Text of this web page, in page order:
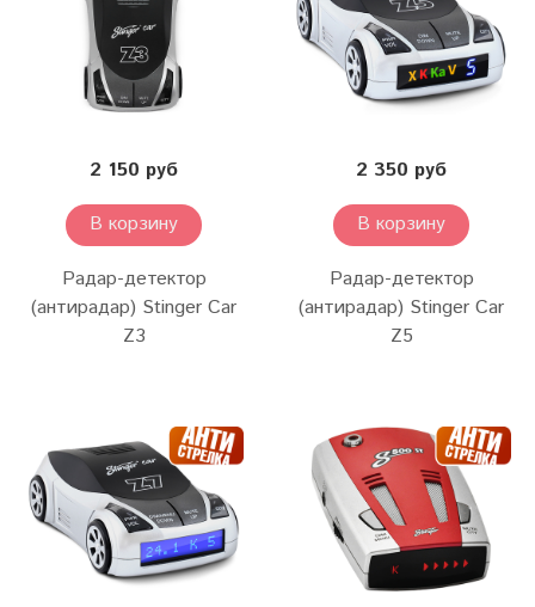
2 150 руб
В корзину
Радар-детектор
(антирадар) Stinger Car
Z3
2 350 руб
В корзину
Радар-детектор
(антирадар) Stinger Car
Z5